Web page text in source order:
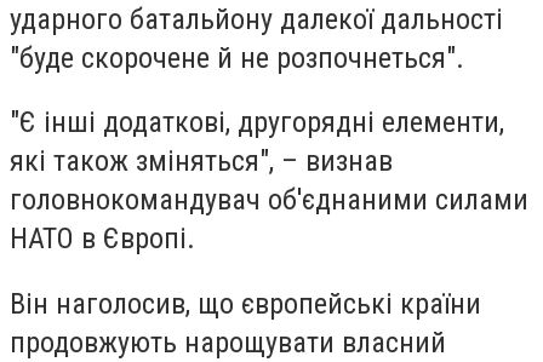
ударного батальйону далекої дальності
"буде скорочене й не розпочнеться".
"Є інші додаткові, другорядні елементи,
які також зміняться", – визнав
головнокомандувач об'єднаними силами
НАТО в Європі.
Він наголосив, що європейські країни
продовжують нарощувати власний